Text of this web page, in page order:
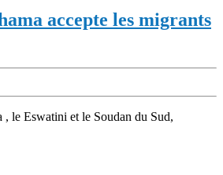
accepte les migrants
, le Eswatini et le Soudan du Sud,